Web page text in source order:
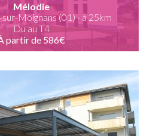
Mélodie
Moignans (01) - à 25km
Du au T4
partir de 586€